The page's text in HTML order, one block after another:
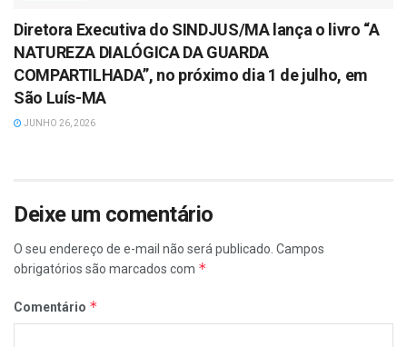
Diretora Executiva do SINDJUS/MA lança o livro “A
NATUREZA DIALÓGICA DA GUARDA
COMPARTILHADA”, no próximo dia 1 de julho, em
São Luís-MA
JUNHO 26, 2026
Deixe um comentário
O seu endereço de e-mail não será publicado. Campos
obrigatórios são marcados com *
Comentário *